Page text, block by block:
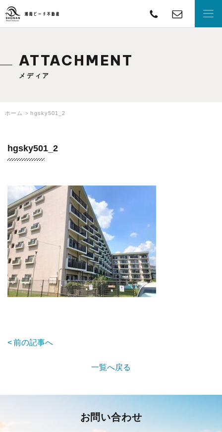
湘南ビーチ不動産
ATTACHMENT
メディア
ホーム hgsky501_2
hgsky501_2
前の記事へ
一覧へ戻る
お問い合わせ